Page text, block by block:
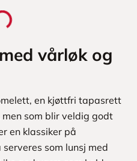
vårløk og
en kjøttfri tapasrett
som blir veldig godt
en klassiker på
som lunsj med